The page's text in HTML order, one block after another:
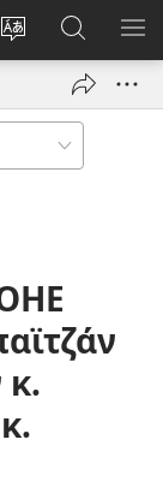
Αλλαγή
γλώσσας
ιστότοπου
στο
JW.ORG
κ.